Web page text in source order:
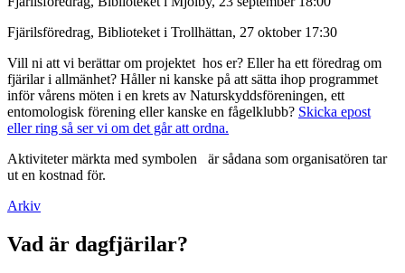
Fjärilsföredrag, Biblioteket i Trollhättan, 27 oktober 17:30
Vill ni att vi berättar om projektet hos er? Eller ha ett föredrag om
fjärilar i allmänhet? Håller ni kanske på att sätta ihop programmet
inför vårens möten i en krets av Naturskyddsföreningen, ett
entomologisk förening eller kanske en fågelklubb? Skicka epost
eller ring så ser vi om det går att ordna.
Aktiviteter märkta med symbolen
är sådana som organisatören tar
ut en kostnad för.
Arkiv
Vad är dagfjärilar?